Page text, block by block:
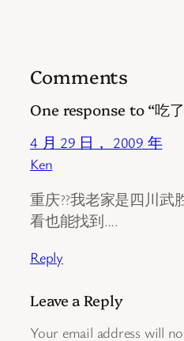
Comments
One response to “吃
4 月 29 日， 2009 年
Ken
重庆??我老家是四川
看也能找到….
Reply
Leave a Reply
Your email address will